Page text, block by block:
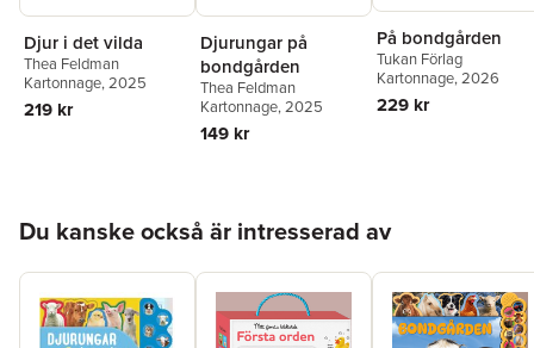
Djur i det vilda
Thea Feldman
Kartonnage, 2025
219 kr
Djurungar på
bondgården
Thea Feldman
Kartonnage, 2025
149 kr
På bondgården
Tukan Förlag
Kartonnage, 2026
229 kr
Du kanske också är intresserad av